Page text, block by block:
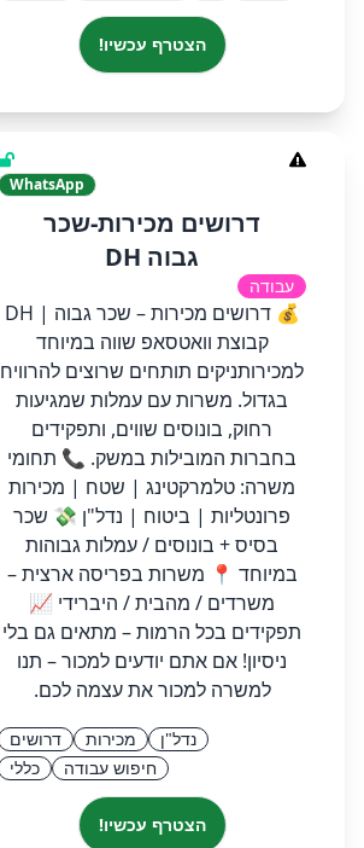
הצטרף עכשיו!
WhatsApp
דרושים מכירות-שכר
גבוה DH
עבודה
💰 דרושים מכירות – שכר גבוה | DH
קבוצת וואטסאפ שווה במיוחד
למכירותניקים תותחים שרוצים להרוויח
בגדול. משרות עם עמלות שמגיעות
רחוק, בונוסים שווים, ותפקידים
בחברות המובילות במשק. 📞 תחומי
משרה: טלמרקטינג | שטח | מכירות
פרונטליות | ביטוח | נדל"ן 💸 שכר
בסיס + בונוסים / עמלות גבוהות
במיוחד 📍 משרות בפריסה ארצית –
משרדים / מהבית / היברידי 📈
תפקידים בכל הרמות – מתאים גם בלי
ניסיון! אם אתם יודעים למכור – תנו
למשרה למכור את עצמה לכם.
נדל"ן מכירות
דרושים
חיפוש עבודה
כללי
הצטרף עכשיו!